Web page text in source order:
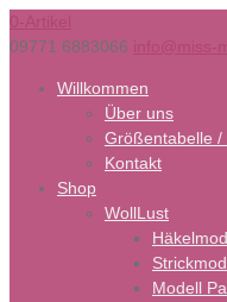
09771 6883066
Willkommen
Über uns
Größentabelle /
Kontakt
Shop
WollLust
Modell